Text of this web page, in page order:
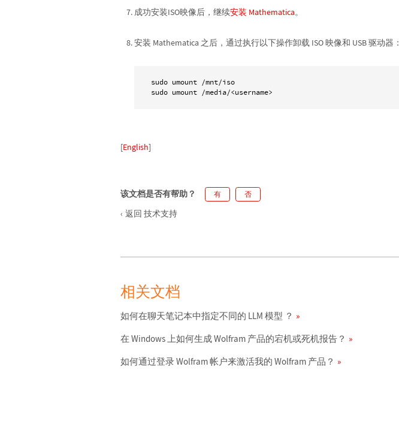
成功安装ISO映像后，继续安装 Mathematica。
安装 Mathematica 之后，通过执行以下操作卸载 ISO 映像和 USB 驱动器：
sudo umount /mnt/iso
[English]
该文档是否有帮助？ 有 否
返回 技术支持
相关文档
如何在聊天笔记本中指定不同的 LLM 模型 ？
在 Windows 上如何生成 Wolfram 产品的宕机或死机报告？
如何通过登录 Wolfram 帐户来激活我的 Wolfram 产品？